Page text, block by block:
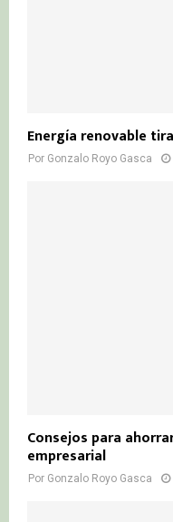
Energía renovable
Por Gonzalo Royo Gasca
Consejos para
empresarial
Por Gonzalo Royo Gasca